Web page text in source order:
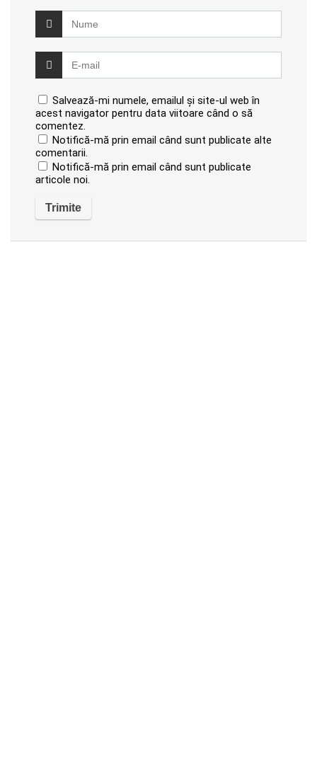
Salvează-mi numele, emailul și site-ul web în
acest navigator pentru data viitoare când o să
comentez.
Notifică-mă prin email când sunt publicate alte
comentarii.
Notifică-mă prin email când sunt publicate
articole noi.